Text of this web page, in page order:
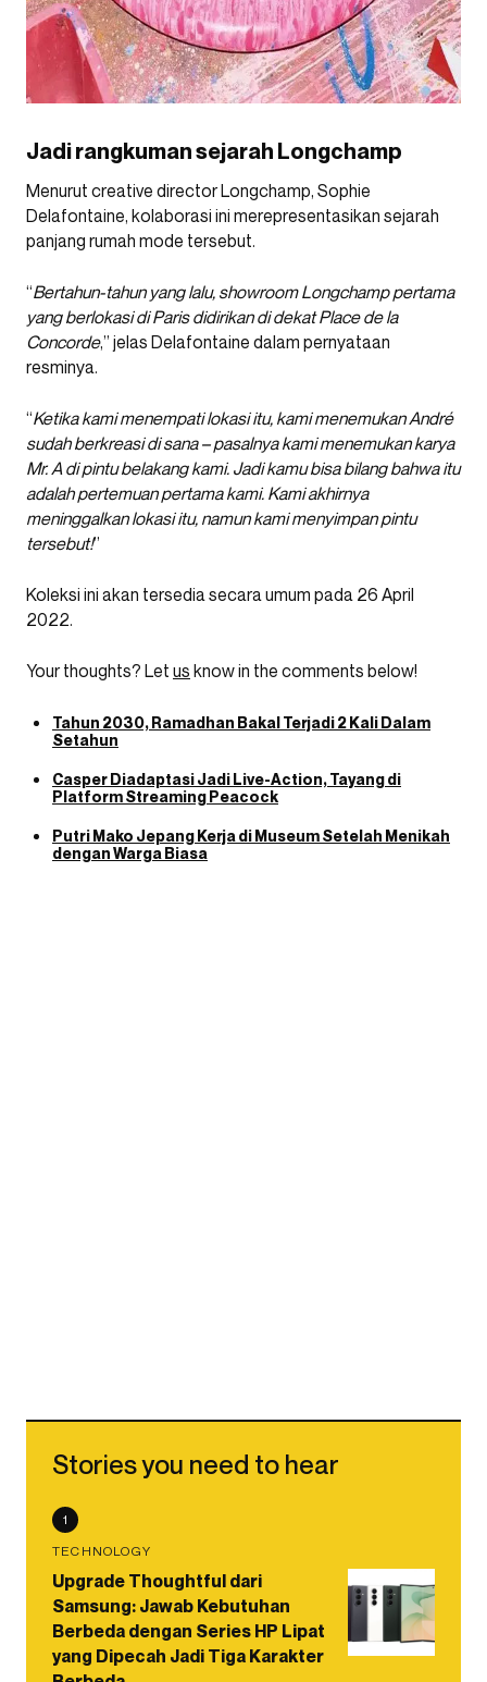
Jadi rangkuman sejarah Longchamp
Menurut creative director Longchamp, Sophie
Delafontaine, kolaborasi ini merepresentasikan sejarah
panjang rumah mode tersebut.
“Bertahun-tahun yang lalu, showroom Longchamp pertama
yang berlokasi di Paris didirikan di dekat Place de la
Concorde,” jelas Delafontaine dalam pernyataan
resminya.
“Ketika kami menempati lokasi itu, kami menemukan André
sudah berkreasi di sana – pasalnya kami menemukan karya
Mr. A di pintu belakang kami. Jadi kamu bisa bilang bahwa itu
adalah pertemuan pertama kami. Kami akhirnya
meninggalkan lokasi itu, namun kami menyimpan pintu
tersebut!”
Koleksi ini akan tersedia secara umum pada 26 April
2022.
Your thoughts? Let us know in the comments below!
Tahun 2030, Ramadhan Bakal Terjadi 2 Kali Dalam
Setahun
Casper Diadaptasi Jadi Live-Action, Tayang di
Platform Streaming Peacock
Putri Mako Jepang Kerja di Museum Setelah Menikah
dengan Warga Biasa
Stories you need to hear
1
TECHNOLOGY
Upgrade Thoughtful dari
Samsung: Jawab Kebutuhan
Berbeda dengan Series HP Lipat
yang Dipecah Jadi Tiga Karakter